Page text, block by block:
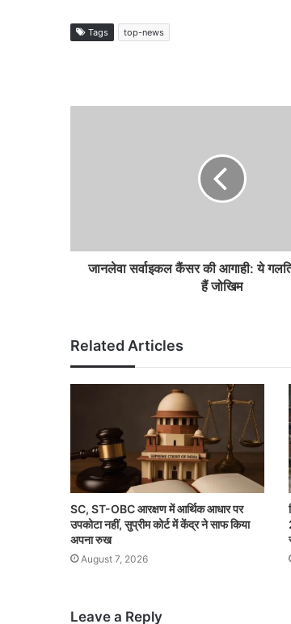
Tags top-news
जानलेवा सर्वाइकल कैंसर की आगाही: ये
हैं जोखिम
Related Articles
SC, ST-OBC आरक्षण में आर्थिक आधार पर
उपकोटा नहीं, सुप्रीम कोर्ट में केंद्र ने साफ किया
अपना रुख
August 7, 2026
Leave a Reply